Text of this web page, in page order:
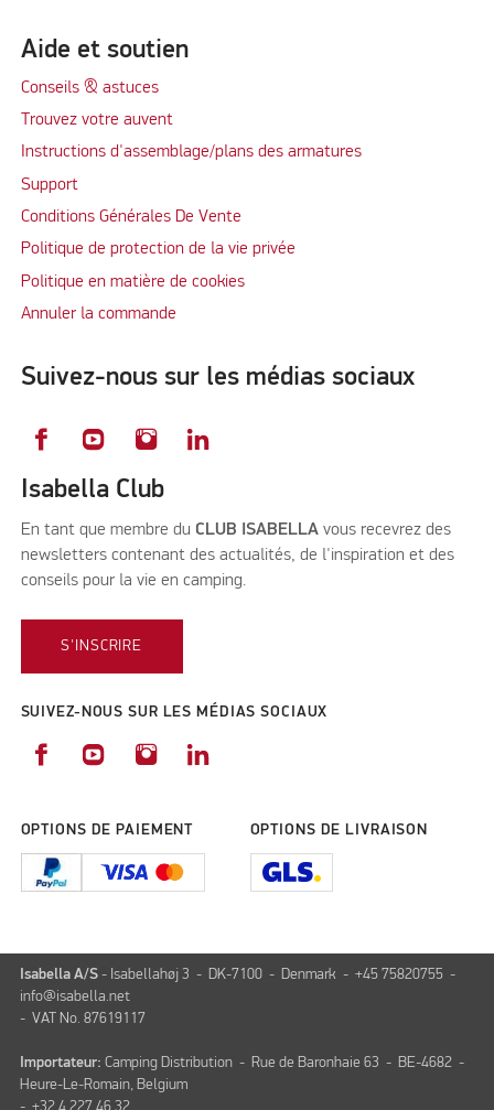
Aide et soutien
Conseils & astuces
Trouvez votre auvent
Instructions d'assemblage/plans des armatures
Support
Conditions Générales De Vente
Politique de protection de la vie privée
Politique en matière de cookies
Annuler la commande
Suivez-nous sur les médias sociaux
Isabella Club
En tant que membre du CLUB ISABELLA vous recevrez des
newsletters contenant des actualités, de l'inspiration et des
conseils pour la vie en camping.
S'INSCRIRE
SUIVEZ-NOUS SUR LES MÉDIAS SOCIAUX
OPTIONS DE PAIEMENT OPTIONS DE LIVRAISON
Isabella A/S - Isabellahøj 3 - DK-7100 - Denmark - +45 75820755 -
info@isabella.net
- VAT No. 87619117
Importateur: Camping Distribution - Rue de Baronhaie 63 - BE-4682 -
Heure-Le-Romain, Belgium
- +32 4 227 46 32